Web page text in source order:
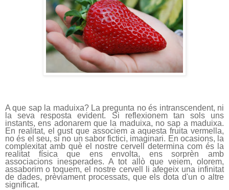
A que sap la maduixa? La pregunta no és intranscendent, ni
la seva resposta evident. Si reflexionem tan sols uns
instants, ens adonarem que la maduixa, no sap a maduixa.
En realitat, el gust que associem a aquesta fruita vermella,
no és el seu, si no un sabor fictici, imaginari. En ocasions, la
complexitat amb què el nostre cervell determina com és la
realitat física que ens envolta, ens sorprèn amb
associacions inesperades. A tot allò que veiem, olorem,
assaborim o toquem, el nostre cervell li afegeix una infinitat
de dades, prèviament processats, que els dota d'un o altre
significat.